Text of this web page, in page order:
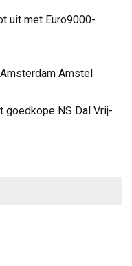
uit met Euro9000-
Amstel
goedkope NS Dal Vrij-